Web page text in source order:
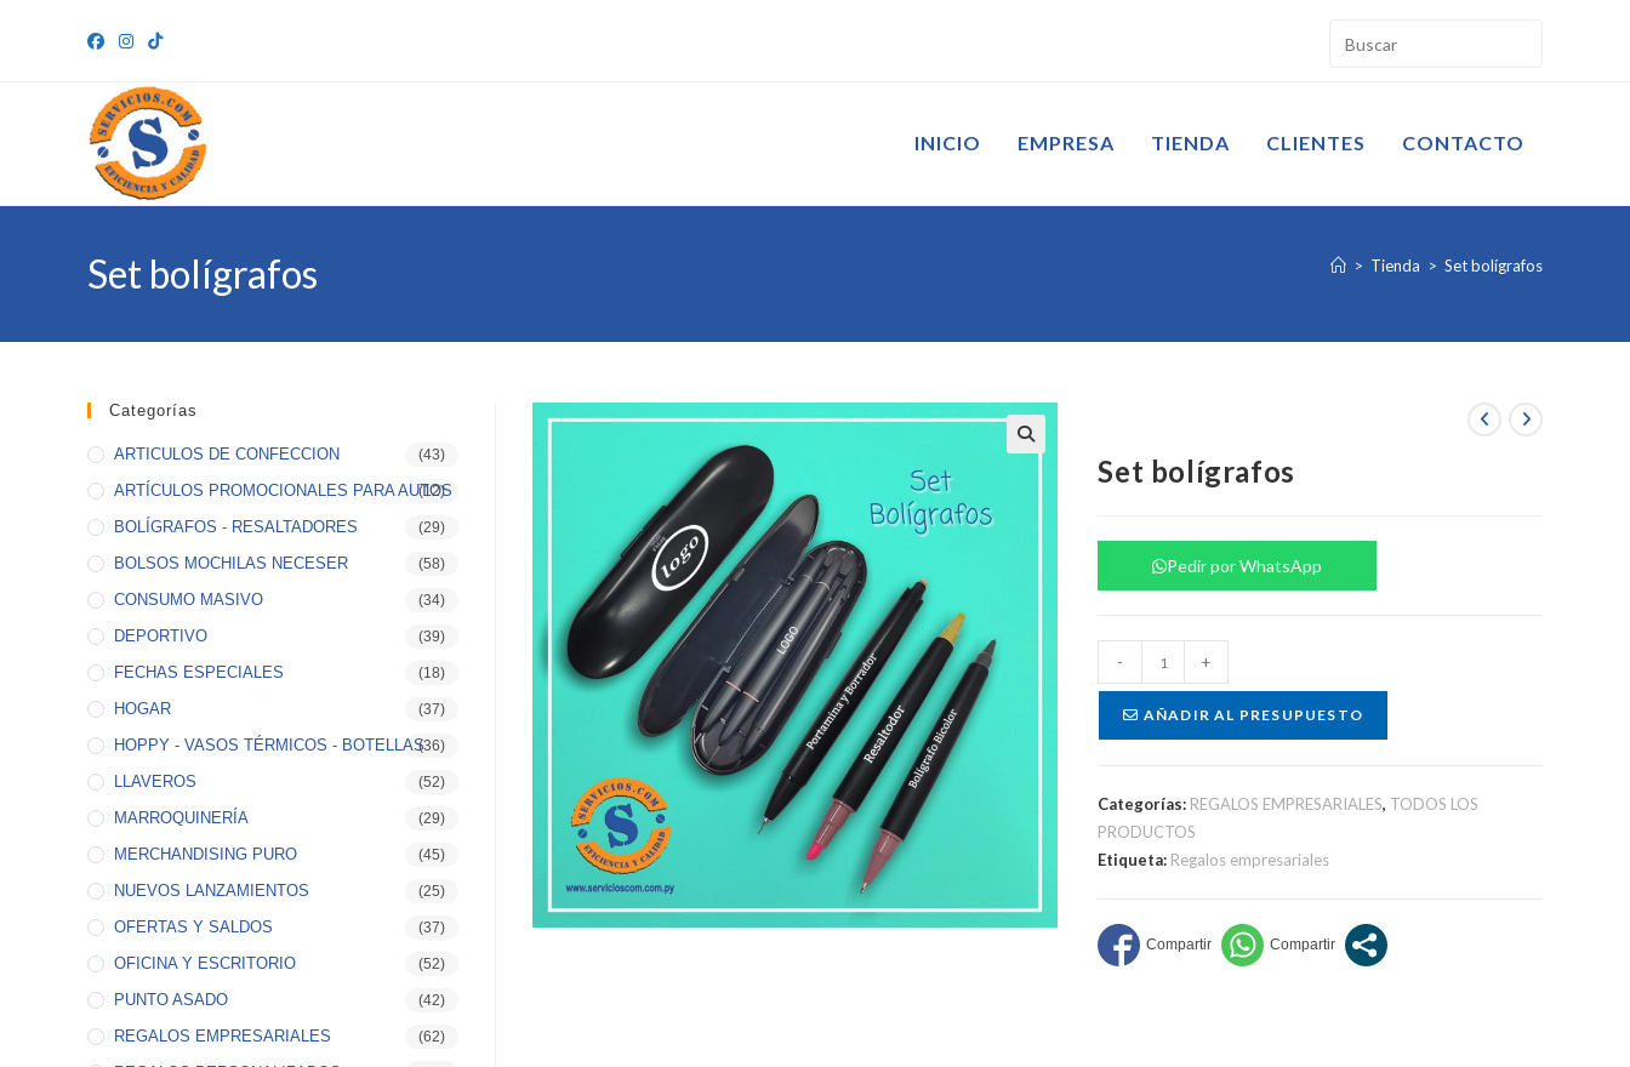
INICIO EMPRESA TIENDA CLIENTES CONTACTO
Set bolígrafos > Tienda > Set bolígrafos
Set bolígrafos
Pedir por WhatsApp
bolígrafos
cantidad
- +
AÑADIR AL PRESUPUESTO
Categorías: REGALOS EMPRESARIALES, TODOS LOS
PRODUCTOS
Etiqueta: Regalos empresariales
Categorías
ARTICULOS DE CONFECCION (43)
ARTÍCULOS PROMOCIONALES PARA AUTOS
(12)
BOLÍGRAFOS - RESALTADORES (29)
BOLSOS MOCHILAS NECESER (58)
CONSUMO MASIVO (34)
DEPORTIVO (39)
FECHAS ESPECIALES (18)
HOGAR (37)
HOPPY - VASOS TÉRMICOS - BOTELLAS(36)
LLAVEROS (52)
MARROQUINERÍA (29)
MERCHANDISING PURO (45)
NUEVOS LANZAMIENTOS (25)
OFERTAS Y SALDOS (37)
OFICINA Y ESCRITORIO (52)
PUNTO ASADO (42)
REGALOS EMPRESARIALES (62)